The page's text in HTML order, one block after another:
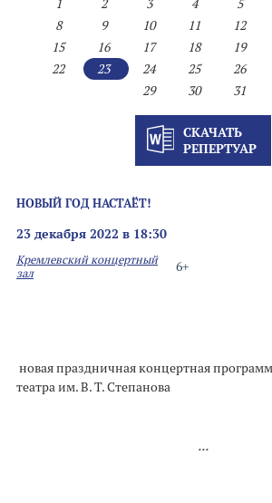
1
2 3 4 5
8
9 10 11 12
15
16 17 18 19
22
23 24 25 26
29
30 31
СКАЧАТЬ
РЕПЕРТУАР
НОВЫЙ ГОД НАСТАЁТ!
23 декабря 2022 в 18:30
6+
Кремлевский концертный
зал
новая праздничная концертная
театра им. В. Т. Степанова
...